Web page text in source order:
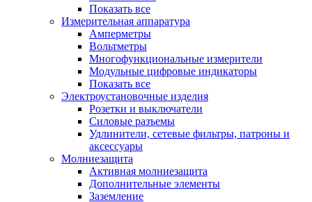
Показать все
Измерительная аппаратура
Амперметры
Вольтметры
Многофункциональные измерители
Модульные цифровые индикаторы
Показать все
Электроустановочные изделия
Розетки и выключатели
Силовые разъемы
Удлинители, сетевые фильтры, патроны и
аксессуары
Молниезащита
Активная молниезащита
Дополнительные элементы
Заземление